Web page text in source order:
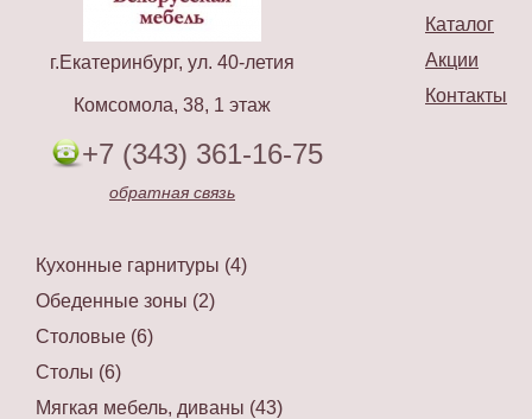
Каталог
Акции
Контакты
г.Екатеринбург, ул. 40-летия
Комсомола, 38, 1 этаж
+7 (343) 361-16-75
обратная связь
Кухонные гарнитуры (4)
Обеденные зоны (2)
Столовые (6)
Столы (6)
Мягкая мебель, диваны (43)